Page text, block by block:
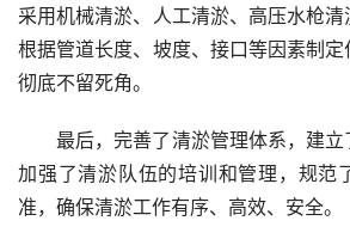
采用机械清淤、人工清淤、高压水枪清
根据管道长度、坡度、接口等因素制
彻底不留死角。
最后，完善了清淤管理体系，建立
加强了清淤队伍的培训和管理，规范
准，确保清淤工作有序、高效、安全。